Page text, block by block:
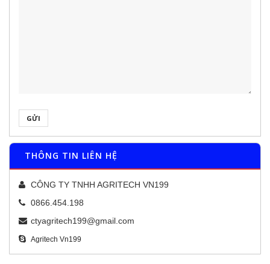
GỬI
THÔNG TIN LIÊN HỆ
CÔNG TY TNHH AGRITECH VN199
0866.454.198
ctyagritech199@gmail.com
Agritech Vn199